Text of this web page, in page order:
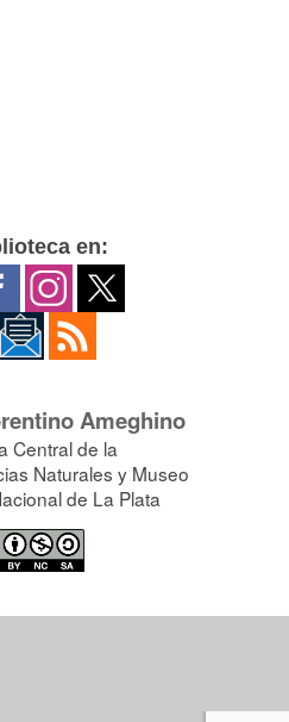
en:
Ameghino
Central de la
Naturales y Museo
de La Plata